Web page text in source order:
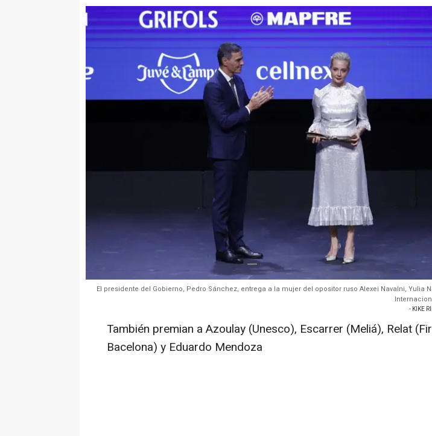
El presidente del Gobierno, Pedro Sánchez, entrega a la mujer del opositor ruso Alexei Navalni, Yulia
- KIKE
También premian a Azoulay (Unesco), Escarrer (Meliá), Relat
Bacelona) y Eduardo Mendoza